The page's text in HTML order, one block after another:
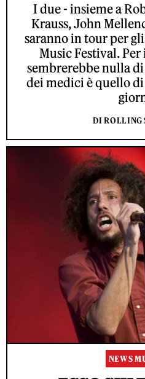
I due - insieme a
Krauss, John
saranno in tour per
Music Festival.
sembrerebbe nulla
dei medici è quello
DI ROLLING
NEWS